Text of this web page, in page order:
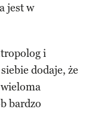
jest w
i
dodaje, że
bardzo